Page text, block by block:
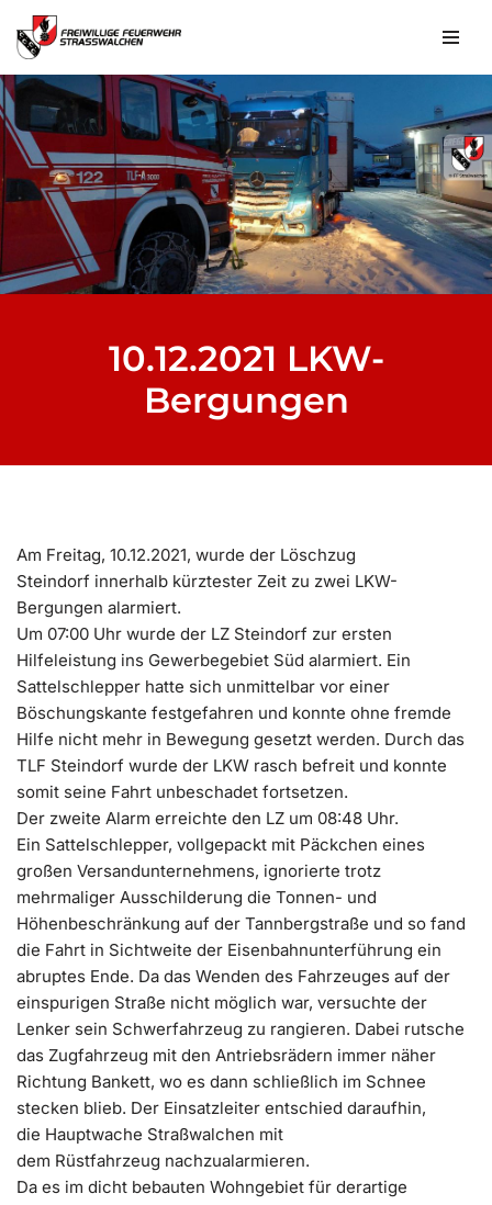
Zum
Inhalt
springen
10.12.2021 LKW-
Bergungen
Am Freitag, 10.12.2021, wurde der Löschzug
Steindorf innerhalb kürztester Zeit zu zwei LKW-
Bergungen alarmiert.
Um 07:00 Uhr wurde der LZ Steindorf zur ersten
Hilfeleistung ins Gewerbegebiet Süd alarmiert. Ein
Sattelschlepper hatte sich unmittelbar vor einer
Böschungskante festgefahren und konnte ohne fremde
Hilfe nicht mehr in Bewegung gesetzt werden. Durch das
TLF Steindorf wurde der LKW rasch befreit und konnte
somit seine Fahrt unbeschadet fortsetzen.
Der zweite Alarm erreichte den LZ um 08:48 Uhr.
Ein Sattelschlepper, vollgepackt mit Päckchen eines
großen Versandunternehmens, ignorierte trotz
mehrmaliger Ausschilderung die Tonnen- und
Höhenbeschränkung auf der Tannbergstraße und so fand
die Fahrt in Sichtweite der Eisenbahnunterführung ein
abruptes Ende. Da das Wenden des Fahrzeuges auf der
einspurigen Straße nicht möglich war, versuchte der
Lenker sein Schwerfahrzeug zu rangieren. Dabei rutsche
das Zugfahrzeug mit den Antriebsrädern immer näher
Richtung Bankett, wo es dann schließlich im Schnee
stecken blieb. Der Einsatzleiter entschied daraufhin,
die Hauptwache Straßwalchen mit
dem Rüstfahrzeug nachzualarmieren.
Da es im dicht bebauten Wohngebiet für derartige